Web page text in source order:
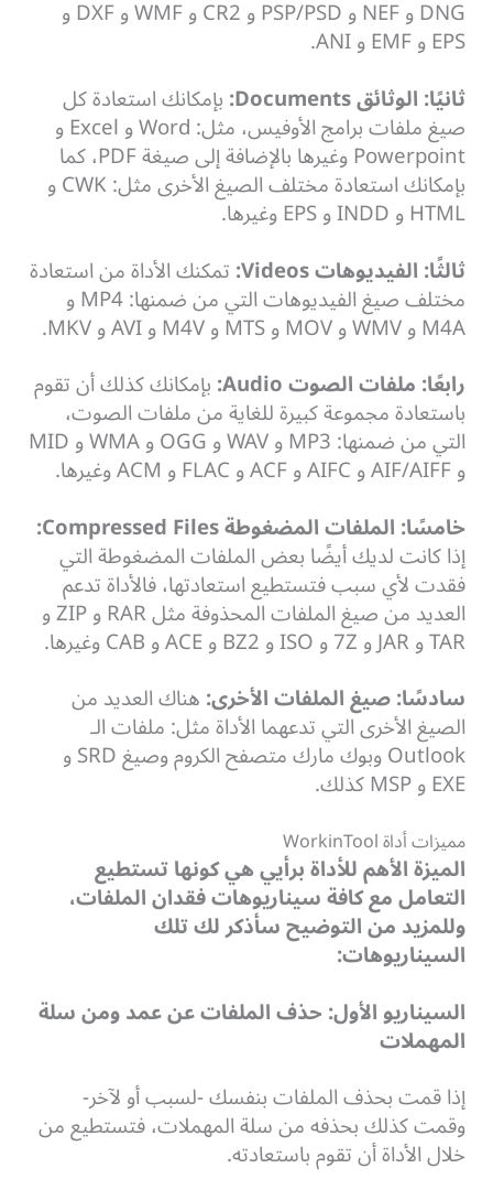
DNG و NEF و PSP/PSD و CR2 و WMF و DXF و
EPS و EMF و ANI.
ثانيًا: الوثائقDocuments
:بإمكانك استعادة كل
صيغ ملفات برامج الأوفيس، مثل: Word و Excel و
Powerpoint وغيرها بالإضافة إلى صيغة PDF، كما
بإمكانك استعادة مختلف الصيغ الأخرى مثل: CWK و
HTML و INDD و EPS وغيرها.
ثالثًا: الفيديوهاتVideos: تمكنك الأداة من استعادة
مختلف صيغ الفيديوهات التي من ضمنها: MP4 و
M4A و WMV و MOV و MTS و M4V و AVI و MKV.
رابعًا: ملفات الصوتAudio: بإمكانك كذلك أن تقوم
باستعادة مجموعة كبيرة للغاية من ملفات الصوت،
التي من ضمنها: MP3 و WAV و OGG و WMA و MID
و AIF/AIFF و AIFC و ACF و FLAC و ACM وغيرها.
خامسًا: الملفات المضغوطةCompressed Files:
إذا كانت لديك أيضًا بعض الملفات المضغوطة التي
فقدت لأي سبب فتستطيع استعادتها، فالأداة تدعم
العديد من صيغ الملفات المحذوفة مثل RAR و ZIP و
TAR و JAR و 7Z و ISO و BZ2 و ACE و CAB وغيرها.
سادسًا: صيغ الملفات الأخرى:هناك العديد من
الصيغ الأخرى التي تدعهما الأداة مثل: ملفات الـ
Outlook وبوك مارك متصفح الكروم وصيغ SRD و
EXE و MSP كذلك.
مميزات أداة WorkinTool
الميزة الأهم للأداة برأيي هي كونها تستطيع
التعامل مع كافة سيناريوهات فقدان الملفات،
وللمزيد من التوضيح سأذكر لك تلك
السيناريوهات:
السيناريو الأول: حذف الملفات عن عمد ومن سلة
المهملات
إذا قمت بحذف الملفات بنفسك -لسبب أو لآخر-
وقمت كذلك بحذفه من سلة المهملات، فتستطيع من
خلال الأداة أن تقوم باستعادته.